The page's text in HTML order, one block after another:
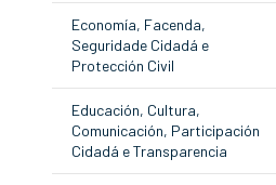
Economía, Facenda,
Seguridade Cidadá e
Protección Civil
Educación, Cultura,
Comunicación, Participación
Cidadá e Transparencia